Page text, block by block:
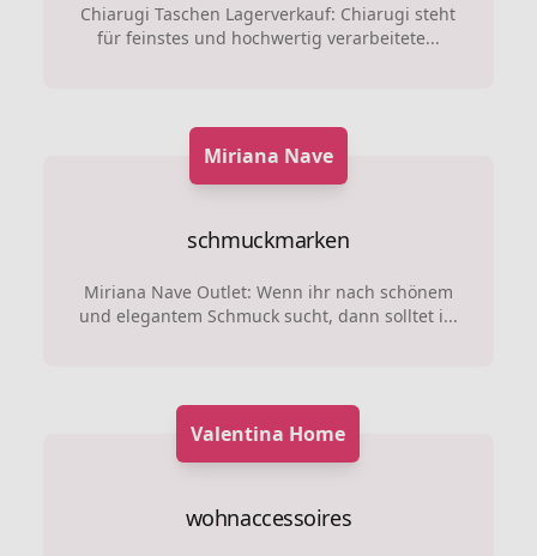
Chiarugi Taschen Lagerverkauf: Chiarugi steht
für feinstes und hochwertig verarbeitete...
Miriana Nave
schmuckmarken
Miriana Nave Outlet: Wenn ihr nach schönem
und elegantem Schmuck sucht, dann solltet i...
Valentina Home
wohnaccessoires